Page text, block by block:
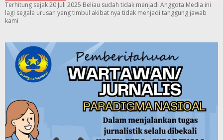
Terhitung sejak 20 Juli 2025 Beliau sudah tidak menjadi Anggota Media ini
lagi segala urusan yang timbul akibat nya tidak menjadi tanggung jawab
kami